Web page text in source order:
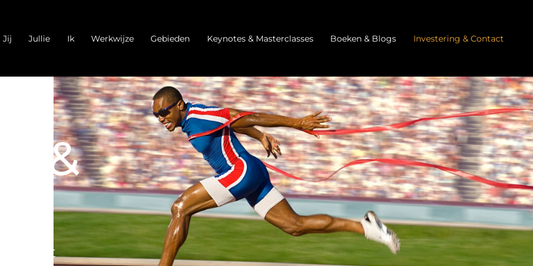
Jij Jullie Ik Werkwijze Gebieden Keynotes & Masterclasses Boeken & Blogs Investering & Contact
&